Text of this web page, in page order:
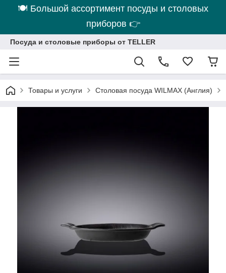
🍽 Большой ассортимент посуды и столовых
приборов 👉
Посуда и столовые приборы от TELLER
Товары и услуги Столовая посуда WILMAX (Англия)